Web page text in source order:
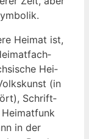
Hei­mat ist,
Hei­
(in
Schrift­
in der